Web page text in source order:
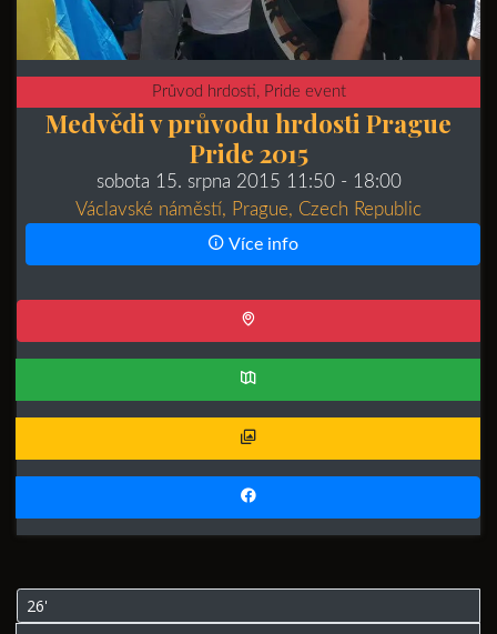
Průvod hrdosti, Pride event
Medvědi v průvodu hrdosti Prague
Pride 2015
sobota 15. srpna 2015 11:50- 18:00
Václavské náměstí, Prague, Czech Republic
Více info
26'